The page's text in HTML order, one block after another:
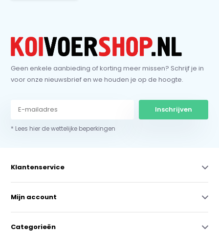
Geen enkele aanbieding of korting meer missen? Schrijf je in
voor onze nieuwsbrief en we houden je op de hoogte.
Inschrijven
* Lees hier de wettelijke beperkingen
Klantenservice
Mijn account
Categorieën